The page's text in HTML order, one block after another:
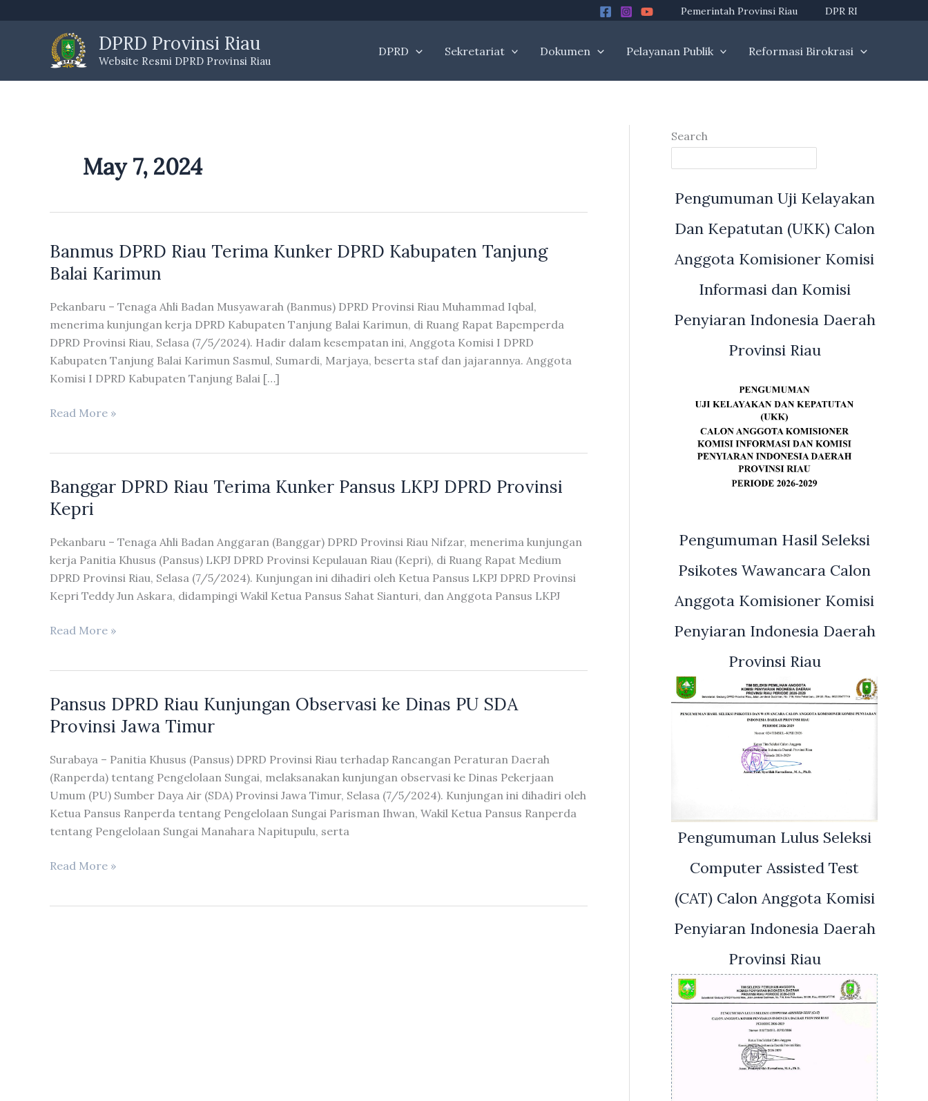
Pemerintah Provinsi Riau DPR RI
DPRD Provinsi Riau
Website Resmi DPRD Provinsi Riau
DPRD Sekretariat Dokumen Pelayanan Publik Reformasi Birokrasi
May 7, 2024
Banmus DPRD Riau Terima Kunker DPRD Kabupaten Tanjung
Balai Karimun
Pekanbaru – Tenaga Ahli Badan Musyawarah (Banmus) DPRD Provinsi Riau Muhammad Iqbal,
menerima kunjungan kerja DPRD Kabupaten Tanjung Balai Karimun, di Ruang Rapat Bapemperda
DPRD Provinsi Riau, Selasa (7/5/2024). Hadir dalam kesempatan ini, Anggota Komisi I DPRD
Kabupaten Tanjung Balai Karimun Sasmul, Sumardi, Marjaya, beserta staf dan jajarannya. Anggota
Komisi I DPRD Kabupaten Tanjung Balai […]
Banmus
Kunker
DPRD
Kabupaten
Tanjung
Balai
Karimun
Read More »
Banggar DPRD Riau Terima Kunker Pansus LKPJ DPRD Provinsi
Kepri
Pekanbaru – Tenaga Ahli Badan Anggaran (Banggar) DPRD Provinsi Riau Nifzar, menerima kunjungan
kerja Panitia Khusus (Pansus) LKPJ DPRD Provinsi Kepulauan Riau (Kepri), di Ruang Rapat Medium
DPRD Provinsi Riau, Selasa (7/5/2024). Kunjungan ini dihadiri oleh Ketua Pansus LKPJ DPRD Provinsi
Kepri Teddy Jun Askara, didampingi Wakil Ketua Pansus Sahat Sianturi, dan Anggota Pansus LKPJ
Banggar
Kunker
Pansus
DPRD
Provinsi
Kepri
Read More »
Pansus DPRD Riau Kunjungan Observasi ke Dinas PU SDA
Provinsi Jawa Timur
Surabaya – Panitia Khusus (Pansus) DPRD Provinsi Riau terhadap Rancangan Peraturan Daerah
(Ranperda) tentang Pengelolaan Sungai, melaksanakan kunjungan observasi ke Dinas Pekerjaan
Umum (PU) Sumber Daya Air (SDA) Provinsi Jawa Timur, Selasa (7/5/2024). Kunjungan ini dihadiri oleh
Ketua Pansus Ranperda tentang Pengelolaan Sungai Parisman Ihwan, Wakil Ketua Pansus Ranperda
tentang Pengelolaan Sungai Manahara Napitupulu, serta
Pansus
Read More »
Search
Pengumuman Uji Kelayakan
Dan Kepatutan (UKK) Calon
Anggota Komisioner Komisi
Informasi dan Komisi
Penyiaran Indonesia Daerah
Provinsi Riau
Pengumuman Hasil Seleksi
Psikotes Wawancara Calon
Anggota Komisioner Komisi
Penyiaran Indonesia Daerah
Provinsi Riau
Pengumuman Lulus Seleksi
Computer Assisted Test
(CAT) Calon Anggota Komisi
Penyiaran Indonesia Daerah
Provinsi Riau